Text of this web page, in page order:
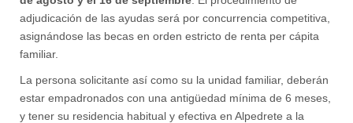
adjudicación de las ayudas será por concurrencia competitiva,
asignándose las becas en orden estricto de renta per cápita
familiar.
La persona solicitante así como su la unidad familiar, deberán
estar empadronados con una antigüedad mínima de 6 meses,
y tener su residencia habitual y efectiva en Alpedrete a la